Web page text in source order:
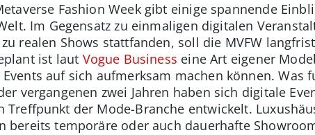
Fashion Week gibt einige spannende
Im Gegensatz zu einmaligen digitalen
zu realen Shows stattfanden, soll die MVFW
ist laut Vogue Business eine Art eigener
Events auf sich aufmerksam machen können.
vergangenen zwei Jahren haben sich digitale
Treffpunkt der Mode-Branche entwickelt.
bereits temporäre oder auch dauerhafte